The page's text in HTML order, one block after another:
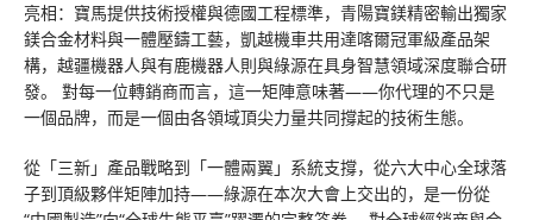
亮相：寶馬提供技術授權與德國工程標準，青陽寶鎂精密輸出獨家
鎂合金材料與一體壓鑄工藝，凱越機車共用達喀爾冠軍級產品架
構，越疆機器人與有鹿機器人則與綠源在具身智慧領域深度聯合研
發。 對每一位轉銷商而言，這一矩陣意味著——你代理的不只是
一個品牌，而是一個由各領域頂尖力量共同撐起的技術生態。
從「三新」產品戰略到「一體兩翼」系統支撐，從六大中心全球落
子到頂級夥伴矩陣加持——綠源在本次大會上交出的，是一份從